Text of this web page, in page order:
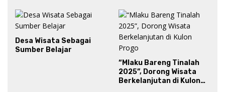
Desa Wisata Sebagai
Sumber Belajar
“Mlaku Bareng Tinalah
2025”, Dorong Wisata
Berkelanjutan di Kulon